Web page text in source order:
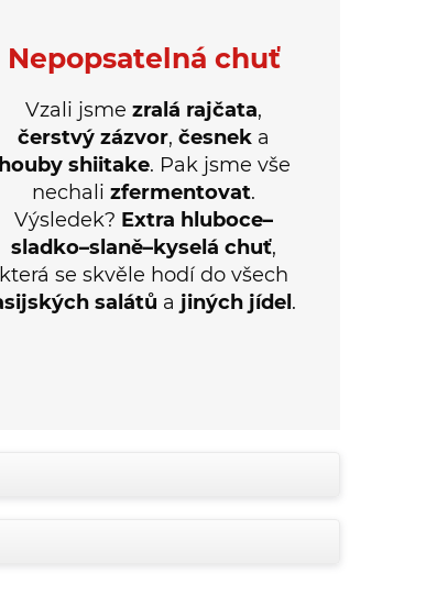
Nepopsatelná chuť
Vzali jsme zralá rajčata,
čerstvý zázvor, česnek a
houby shiitake. Pak jsme vše
nechali zfermentovat.
Výsledek? Extra hluboce–
sladko–slaně–kyselá chuť,
která se skvěle hodí do všech
salátů a jiných jídel.